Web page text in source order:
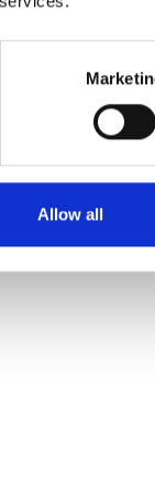
Allow all